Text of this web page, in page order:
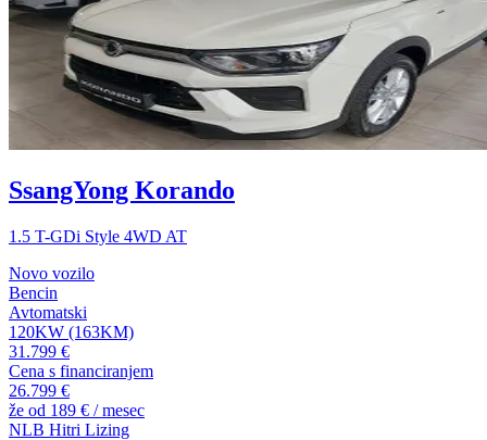
SsangYong Korando
1.5 T-GDi Style 4WD AT
Novo vozilo
Bencin
Avtomatski
120KW (163KM)
31.799 €
Cena s financiranjem
26.799 €
že od 189 € / mesec
NLB Hitri Lizing